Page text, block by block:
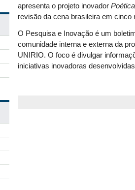
apresenta o projeto inovador
revisão da cena brasileira em
O Pesquisa e Inovaçãoé um
comunidade interna e externa da
UNIRIO. O foco é divulgar
iniciativas inovadoras